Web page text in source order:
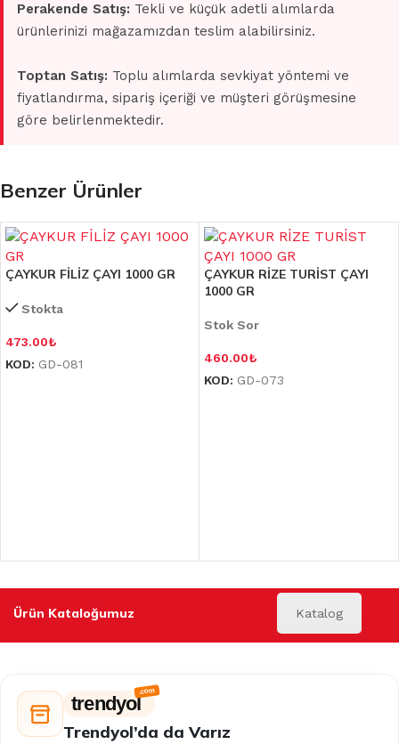
Perakende Satış: Tekli ve küçük adetli alımlarda
ürünlerinizi mağazamızdan teslim alabilirsiniz.
Toptan Satış: Toplu alımlarda sevkiyat yöntemi ve
fiyatlandırma, sipariş içeriği ve müşteri görüşmesine
göre belirlenmektedir.
Benzer Ürünler
ÇAYKUR FİLİZ ÇAYI 1000 GR
Stokta
473.00₺
KOD: GD-081
ÇAYKUR RİZE TURİST ÇAYI
1000 GR
Stok Sor
460.00₺
KOD: GD-073
Ürün Kataloğumuz Katalog
trendyol
Trendyol’da da Varız